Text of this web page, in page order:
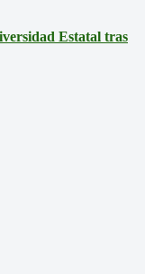
Estatal tras